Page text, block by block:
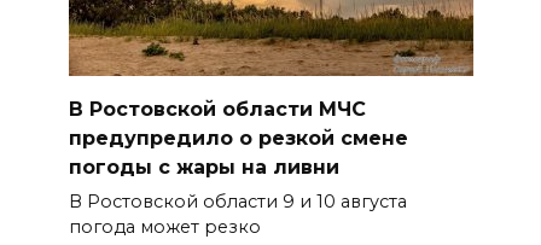
В Ростовской области МЧС
предупредило о резкой смене
погоды с жары на ливни
В Ростовской области 9 и 10 августа
погода может резко